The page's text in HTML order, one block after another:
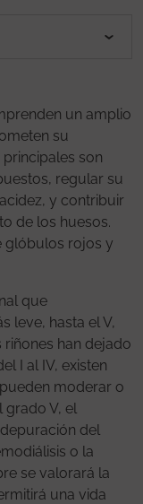
un amplio
su
son
regular su
y contribuir
de los huesos.
glóbulos rojos y
que
leve, hasta el V,
han dejado
I al IV, existen
moderar o
grado V, el
del
o la
se valorará la
una vida